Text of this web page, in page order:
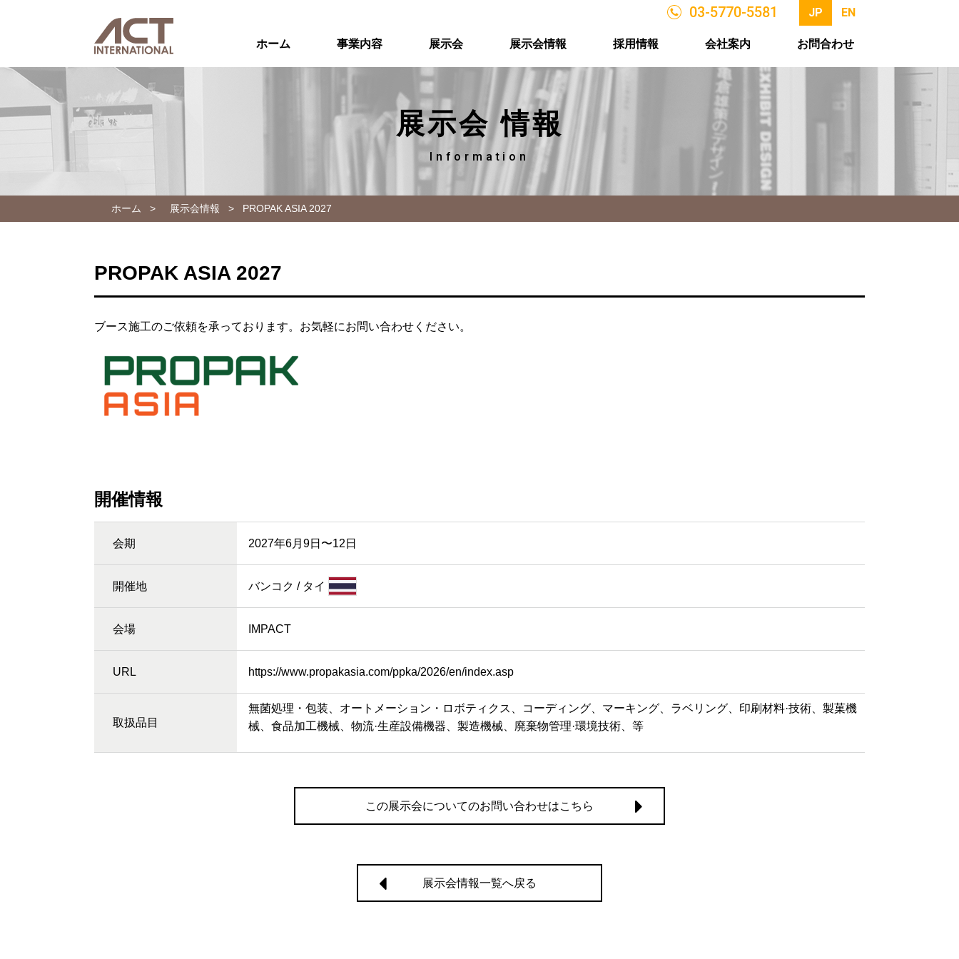
03-5770-5581 JP EN
ホーム 事業内容 展示会 展示会情報 採用情報 会社案内 お問合わせ
展示会 情報
Information
ホーム > 展示会情報 > PROPAK ASIA 2027
PROPAK ASIA 2027
ブース施工のご依頼を承っております。お気軽にお問い合わせください。
開催情報
会期 2027年6月9日〜12日
開催地 バンコク / タイ
会場 IMPACT
URL https://www.propakasia.com/ppka/2026/en/index.asp
取扱品目
無菌処理・包装、オートメーション・ロボティクス、コーディング、マーキング、ラベリング、印刷材料·技術、製菓機
械、食品加工機械、物流·生産設備機器、製造機械、廃棄物管理·環境技術、等
この展示会についてのお問い合わせはこちら
展示会情報一覧へ戻る